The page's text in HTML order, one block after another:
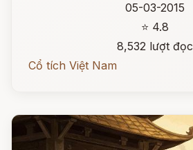
05-03-2015
⭐ 4.8
8,532 lượt đọc
Cổ tích Việt Nam